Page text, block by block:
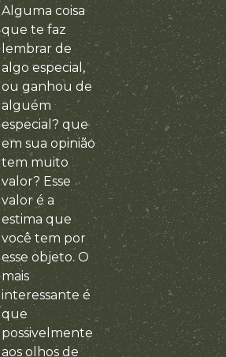
Alguma coisa
que te faz
lembrar de
algo especial,
ou ganhou de
alguém
especial? que
em sua opinião
tem muito
valor? Esse
valor é a
estima que
você tem por
esse objeto. O
mais
interessante é
que
possivelmente
aos olhos de